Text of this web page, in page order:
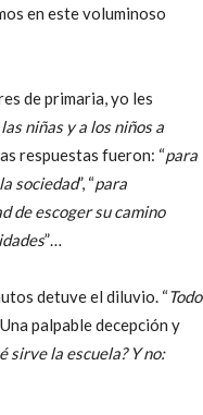
en este voluminoso
de primaria, yo les
niñas y a los niños a
respuestas fueron: “para
sociedad”, “para
de escoger su camino
”…
detuve el diluvio. “Todo
Una palpable decepción y
sirve la escuela? Y no: